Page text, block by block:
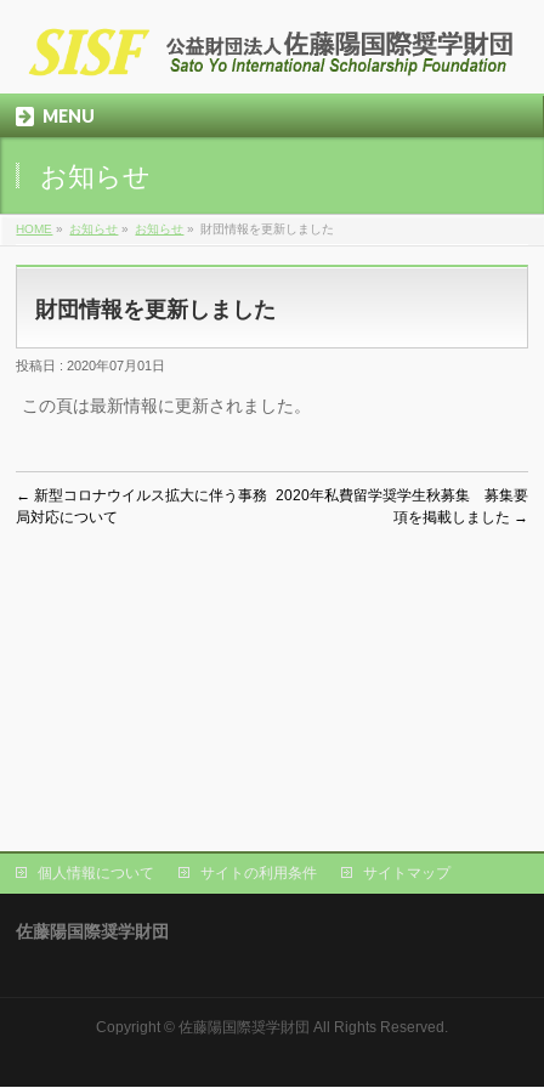
MENU
お知らせ
HOME » お知らせ » お知らせ » 財団情報を更新しました
財団情報を更新しました
投稿日 : 2020年07月01日
この頁は最新情報に更新されました。
← 新型コロナウイルス拡大に伴う事務
局対応について
2020年私費留学奨学生秋募集 募集要
項を掲載しました →
個人情報について サイトの利用条件 サイトマップ
佐藤陽国際奨学財団
Copyright © 佐藤陽国際奨学財団 All Rights Reserved.